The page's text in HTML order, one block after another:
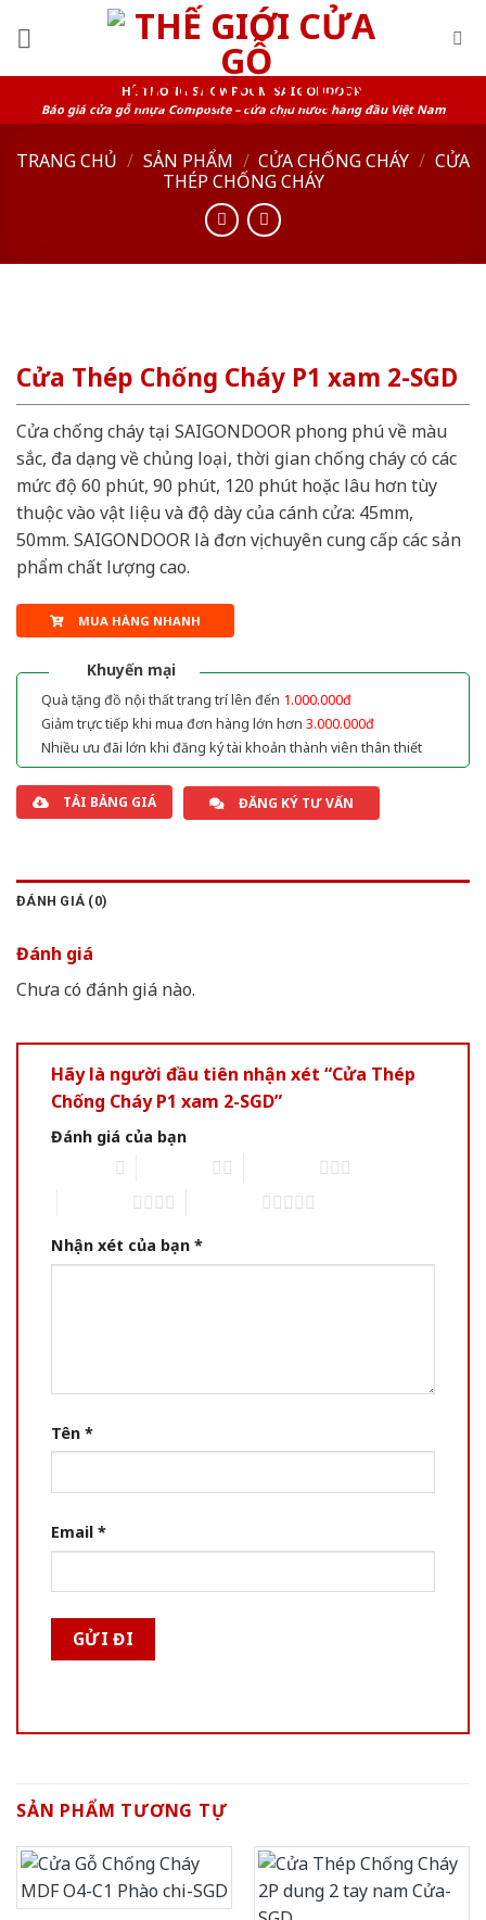
HỆ THỐNG SHOWROOM SAIGONDOOR
Báo giá cửa gỗ nhựa Composite – cửa chịu nước hàng đầu Việt Nam
TRANG CHỦ / SẢN PHẨM / CỬA CHỐNG CHÁY / CỬA
THÉP CHỐNG CHÁY
Cửa Thép Chống Cháy P1 xam 2-SGD
Cửa chống cháy tại SAIGONDOOR phong phú về màu
sắc, đa dạng về chủng loại, thời gian chống cháy có các
mức độ 60 phút, 90 phút, 120 phút hoặc lâu hơn tùy
thuộc vào vật liệu và độ dày của cánh cửa: 45mm,
50mm. SAIGONDOOR là đơn vị chuyên cung cấp các sản
phẩm chất lượng cao.
MUA HÀNG NHANH
Khuyến mại
Quà tặng đồ nội thất trang trí lên đến 1.000.000đ
Giảm trực tiếp khi mua đơn hàng lớn hơn 3.000.000đ
Nhiều ưu đãi lớn khi đăng ký tài khoản thành viên thân thiết
TẢI BẢNG GIÁ ĐĂNG KÝ TƯ VẤN
ĐÁNH GIÁ (0)
Đánh giá
Chưa có đánh giá nào.
Hãy là người đầu tiên nhận xét “Cửa Thép
Chống Cháy P1 xam 2-SGD”
Đánh giá của bạn
Nhận xét của bạn *
Tên *
Email *
SẢN PHẨM TƯƠNG TỰ